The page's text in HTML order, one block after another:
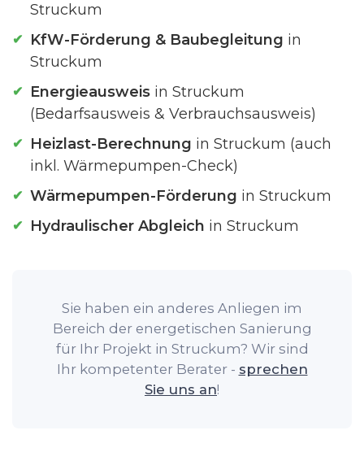
Struckum
KfW-Förderung & Baubegleitung in
Struckum
Energieausweis in Struckum
(Bedarfsausweis & Verbrauchsausweis)
Heizlast-Berechnung in Struckum (auch
inkl. Wärmepumpen-Check)
Wärmepumpen-Förderung in Struckum
Hydraulischer Abgleich in Struckum
Sie haben ein anderes Anliegen im
Bereich der energetischen Sanierung
für Ihr Projekt in Struckum? Wir sind
Ihr kompetenter Berater - sprechen
Sie uns an!